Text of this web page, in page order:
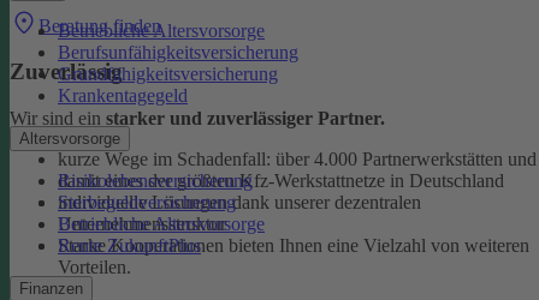
Betriebliche Altersvorsorge
Berufsunfähigkeitsversicherung
Grundfähigkeitsversicherung
Krankentagegeld
Altersvorsorge
Risikolebensversicherung
Sterbegeldversicherung
Betriebliche Altersvorsorge
Rente ZukunftPlus
Finanzen
Beratung finden
Zuverlässig
Wir sind ein starker und zuverlässiger Partner.
kurze Wege im Schadenfall: über 4.000 Partnerwerkstätten und
damit eines der größten Kfz-Werkstattnetze in Deutschland
individuelle Lösungen dank unserer dezentralen
Unternehmensstruktur
Starke Kooperationen bieten Ihnen eine Vielzahl von weiteren
Vorteilen.